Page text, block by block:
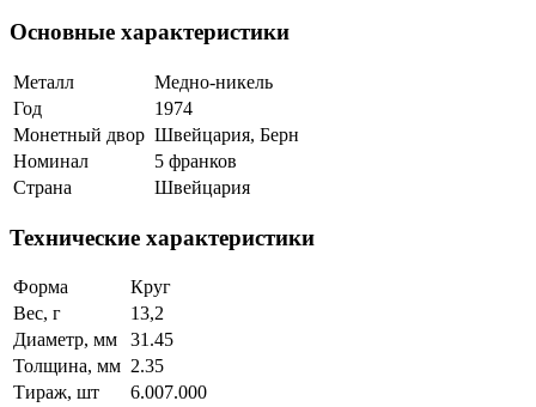
Основные характеристики
Металл
Медно-никель
Год
1974
Монетный двор Швейцария, Берн
Номинал
5 франков
Страна
Швейцария
Технические характеристики
Форма
Круг
Вес, г
13,2
Диаметр, мм
31.45
Толщина, мм 2.35
Тираж, шт
6.007.000